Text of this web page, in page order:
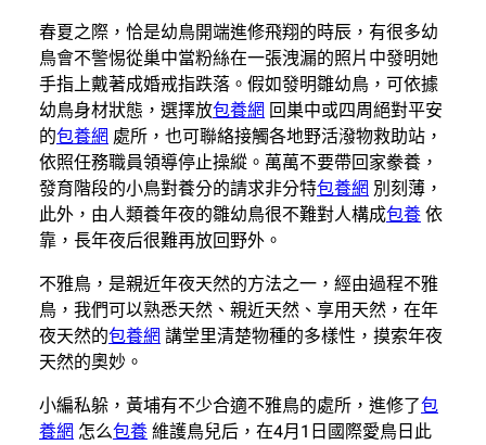
春夏之際，恰是幼鳥開端進修飛翔的時辰，有很多幼
鳥會不警惕從巢中當粉絲在一張洩漏的照片中發明她
手指上戴著成婚戒指跌落。假如發明雛幼鳥，可依據
幼鳥身材狀態，選擇放包養網 回巣中或四周絕對平安
的包養網 處所，也可聯絡接觸各地野活潑物救助站，
依照任務職員領導停止操縱。萬萬不要帶回家豢養，
發育階段的小鳥對養分的請求非分特包養網 別刻薄，
此外，由人類養年夜的雛幼鳥很不難對人構成包養 依
靠，長年夜后很難再放回野外。
不雅鳥，是親近年夜天然的方法之一，經由過程不雅
鳥，我們可以熟悉天然、親近天然、享用天然，在年
夜天然的包養網 講堂里清楚物種的多樣性，摸索年夜
天然的奧妙。
小編私躲，黃埔有不少合適不雅鳥的處所，進修了包
養網 怎么包養 維護鳥兒后，在4月1日國際愛鳥日此